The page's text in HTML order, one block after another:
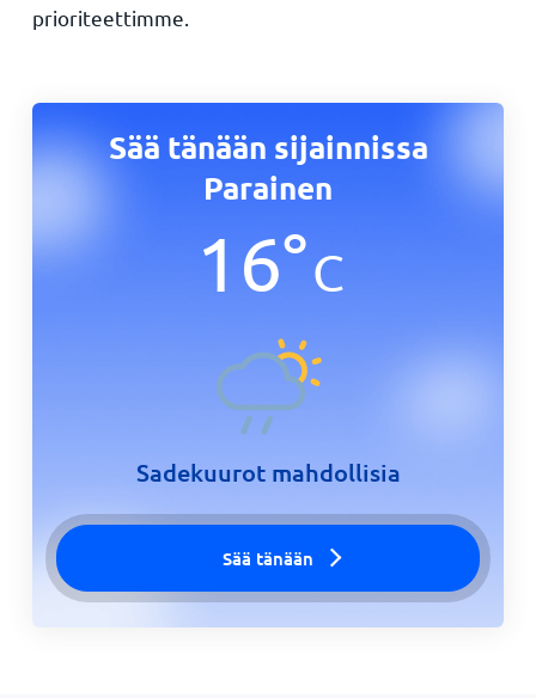
prioriteettimme.
Sää tänään sijainnissa
Parainen
16°C
Sadekuurot mahdollisia
Sää tänään